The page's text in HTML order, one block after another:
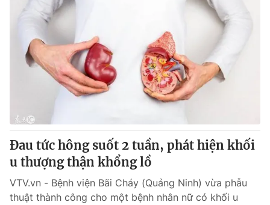
THỜI BÁO VTV
Theo dõi báo trên
Đài Truyền hình Việt Nam
Cơ quan báo chí:
Thời báo VTV
Giấy phép hoạt động báo in và báo điện tử số 483/GP-BTTTT
cấp ngày 29/12/2023
Tổng Biên tập:Vũ Thanh Thủy
Phó Tổng Biên tập:Nguyễn Thị Mỹ Hạnh, Phạm Quốc Thắng,
Nguyễn Trọng Ninh
Đau tức hông suốt 2 tuần, phát hiện khối
u thượng thận khổng lồ
VTV.vn - Bệnh viện Bãi Cháy (Quảng Ninh) vừa phẫu
thuật thành công cho một bệnh nhân nữ có khối u